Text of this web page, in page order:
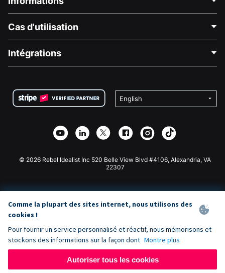
À propos de nous
Carrières
Confidentialité
Partenariat d'affiliation
Bibliothèque
Cas d'utilisation
Collecte de fonds médicale
Collecte de fonds caritative
Intégrations
Plugin de don Wix
Application de don Webflow
Don Joomla
© 2026 Rebel Idealist Inc 520 Belle View Blvd #4106, Alexandria, VA
22307
Comme la plupart des sites internet, nous utilisons des
cookies !
Pour fournir un service personnalisé et réactif, nous mémorisons et
stockons des informations sur la façon dont Montre plus
Autoriser tous les cookies